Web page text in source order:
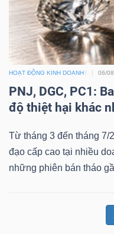
HOẠT ĐỘNG KINH DOANH 06/
PNJ, DGC, PC1:
độ thiệt hại khác
Từ tháng 3 đến tháng 7/
đạo cấp cao tại nhiều
những phiên bán tháo